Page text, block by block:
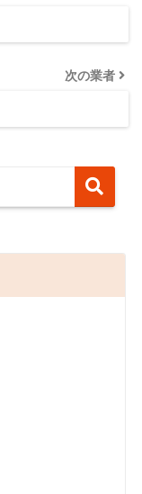
次の業者